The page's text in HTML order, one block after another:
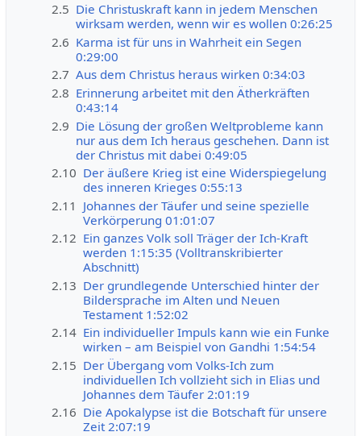
2.5 Die Christuskraft kann in jedem Menschen
wirksam werden, wenn wir es wollen 0:26:25
2.6 Karma ist für uns in Wahrheit ein Segen
0:29:00
2.7 Aus dem Christus heraus wirken 0:34:03
2.8 Erinnerung arbeitet mit den Ätherkräften
0:43:14
2.9 Die Lösung der großen Weltprobleme kann
nur aus dem Ich heraus geschehen. Dann ist
der Christus mit dabei 0:49:05
2.10 Der äußere Krieg ist eine Widerspiegelung
des inneren Krieges 0:55:13
2.11 Johannes der Täufer und seine spezielle
Verkörperung 01:01:07
2.12 Ein ganzes Volk soll Träger der Ich-Kraft
werden 1:15:35 (Volltranskribierter
Abschnitt)
2.13 Der grundlegende Unterschied hinter der
Bildersprache im Alten und Neuen
Testament 1:52:02
2.14 Ein individueller Impuls kann wie ein Funke
wirken – am Beispiel von Gandhi 1:54:54
2.15 Der Übergang vom Volks-Ich zum
individuellen Ich vollzieht sich in Elias und
Johannes dem Täufer 2:01:19
2.16 Die Apokalypse ist die Botschaft für unsere
Zeit 2:07:19